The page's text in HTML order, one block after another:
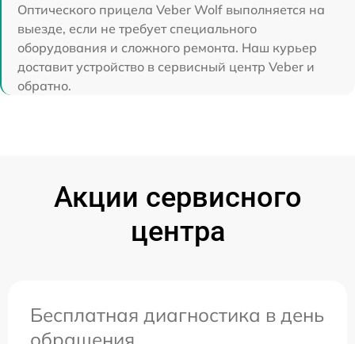
Оптического прицела Veber Wolf выполняется на
выезде, если не требует специального
оборудования и сложного ремонта. Наш курьер
доставит устройство в сервисный центр Veber и
обратно.
Акции сервисного
центра
Бесплатная диагностика в день
обращения